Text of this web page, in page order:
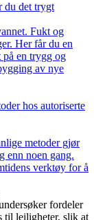
du det trygt
Fukt og
Her får du en
en trygg og
av nye
hos autoriserte
metoder gjør
enn noen gang.
verktøy for å
fordeler
til leiligheter, slik at